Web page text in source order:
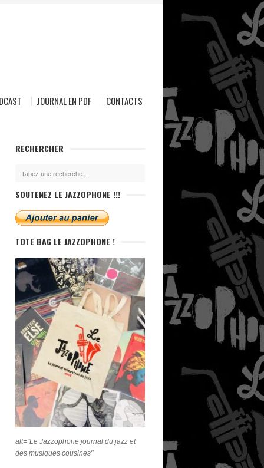
JOURNAL EN PDF CONTACTS
RECHERCHER
SOUTENEZ LE JAZZOPHONE !!!
TOTE BAG LE JAZZOPHONE !
alt="Le Jazzophone journal du jazz et
des musiques cousines"